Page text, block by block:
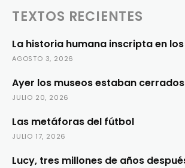
TEXTOS RECIENTES
La historia humana inscripta en
AGOSTO 3, 2026
Ayer los museos estaban cerrados
JULIO 20, 2026
Las metáforas del fútbol
JULIO 17, 2026
Lucy, tres millones de años